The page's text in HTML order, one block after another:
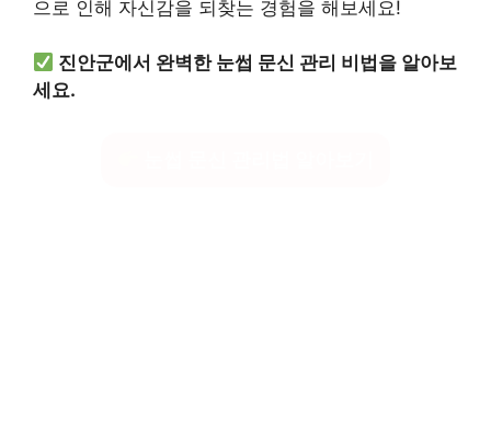
으로 인해 자신감을 되찾는 경험을 해보세요!
진안군에서 완벽한 눈썹 문신 관리 비법을 알아보
세요.